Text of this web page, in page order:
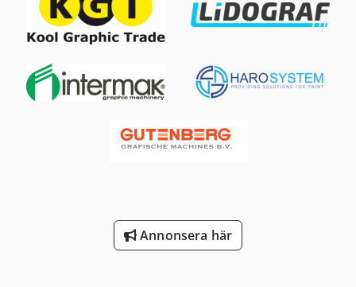
fyrfärgs CMYK-skrivare minskar driftskostnaderna tack
vare ultrahögkapacitets tonerkassetter. Den hanterar ett
brett utbud av olika medier upp till 360 g/m², inklusive
Detta möjliggör användning för småserietryck,
designprover samt inom klickavtal. Högre papperskapacitet
än konkurrerande produkter (upp till 2 950 ark) samt en
och svartvitt. Tekniska data Utskriftshastighet: Svartvitt:
upp till A4: 50 sidor/minut Färg: upp till A4: 50 sidor/minut
Annonsera här